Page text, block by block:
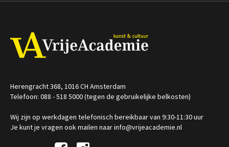
Herengracht 368, 1016 CH Amsterdam
Telefoon: 088 - 518 5000 (tegen de gebruikelijke belkosten)
Wij zijn op werkdagen telefonisch bereikbaar van 9:30-11:30 uur
Je kunt je vragen ook mailen naar info@vrijeacademie.nl